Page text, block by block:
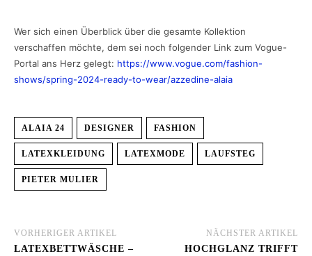
Wer sich einen Überblick über die gesamte Kollektion
verschaffen möchte, dem sei noch folgender Link zum Vogue-
Portal ans Herz gelegt: https://www.vogue.com/fashion-
shows/spring-2024-ready-to-wear/azzedine-alaia
ALAIA 24 DESIGNER FASHION
LATEXKLEIDUNG LATEXMODE LAUFSTEG
PIETER MULIER
VORHERIGER ARTIKEL
LATEXBETTWÄSCHE –
NÄCHSTER ARTIKEL
HOCHGLANZ TRIFFT